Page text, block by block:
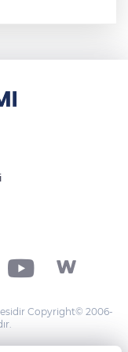
Copyright© 2006-